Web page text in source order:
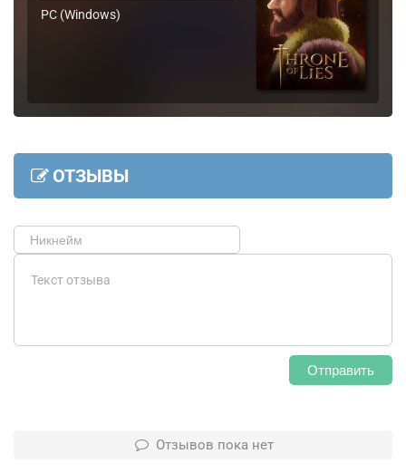
PC (Windows)
ОТЗЫВЫ
Отправить
Отзывов пока нет